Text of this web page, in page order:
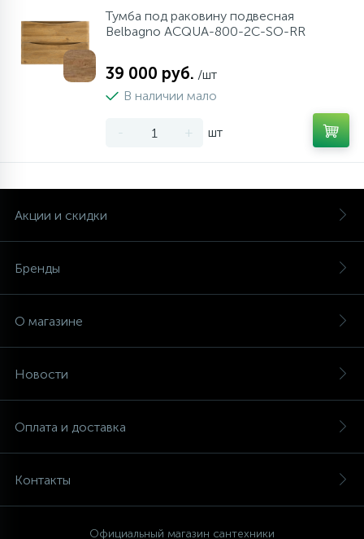
Тумба под раковину подвесная
Belbagno ACQUA-800-2C-SO-RR
39 000 руб. /шт
В наличии мало
- + шт
Акции и скидки
Бренды
О магазине
Новости
Оплата и доставка
Контакты
Официальный магазин сантехники